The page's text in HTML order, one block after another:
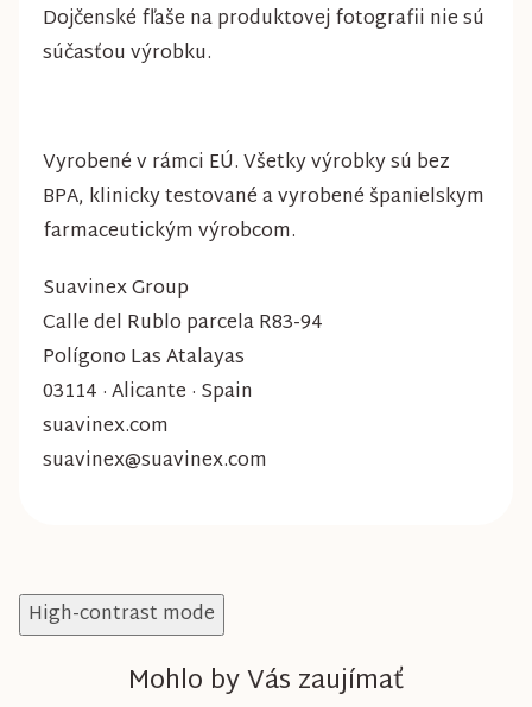
Dojčenské fľaše na produktovej fotografii nie sú
súčasťou výrobku.
Vyrobené v rámci EÚ. Všetky výrobky sú bez
BPA, klinicky testované a vyrobené španielskym
farmaceutickým výrobcom.
Suavinex Group
Calle del Rublo parcela R83-94
Polígono Las Atalayas
03114 · Alicante · Spain
suavinex.com
suavinex@suavinex.com
High-contrast mode
Mohlo by Vás zaujímať